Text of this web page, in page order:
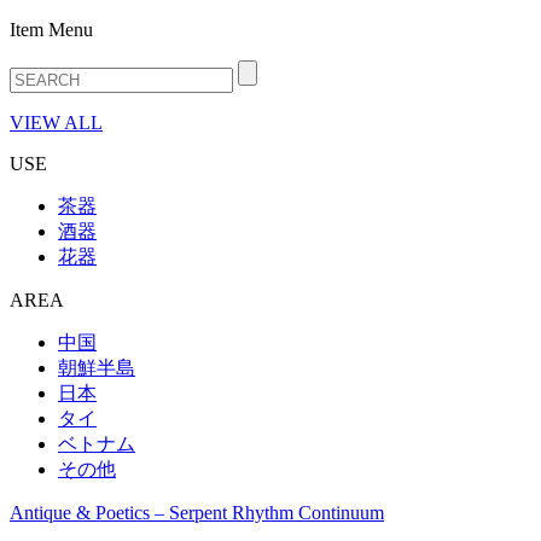
Item Menu
VIEW ALL
USE
茶器
酒器
花器
AREA
中国
朝鮮半島
日本
タイ
ベトナム
その他
Antique & Poetics – Serpent Rhythm Continuum